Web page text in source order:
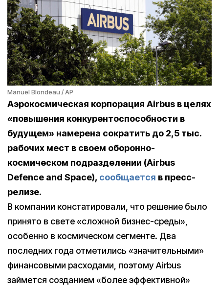
Manuel Blondeau / AP
Аэрокосмическая корпорация Airbus в целях
«повышения конкурентоспособности в
будущем» намерена сократить до 2,5 тыс.
рабочих мест в своем оборонно-
космическом подразделении (Airbus
Defence and Space), сообщается в пресс-
релизе.
В компании констатировали, что решение было
принято в свете «сложной бизнес-среды»,
особенно в космическом сегменте. Два
последних года отметились «значительными»
финансовыми расходами, поэтому Airbus
займется созданием «более эффективной»